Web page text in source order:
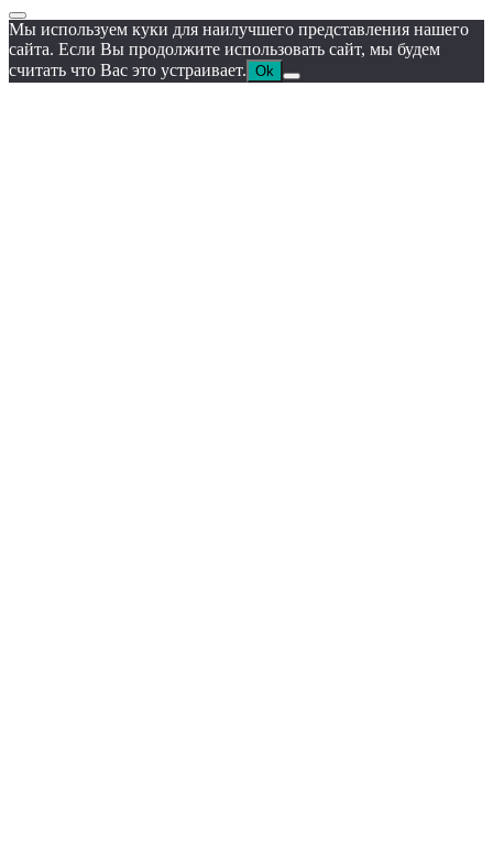
Мы используем куки для наилучшего представления нашего
сайта. Если Вы продолжите использовать сайт, мы будем
считать что Вас это устраивает. Ok